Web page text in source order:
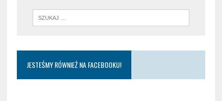
JESTEŚMY RÓWNIEŻ NA FACEBOOKU!